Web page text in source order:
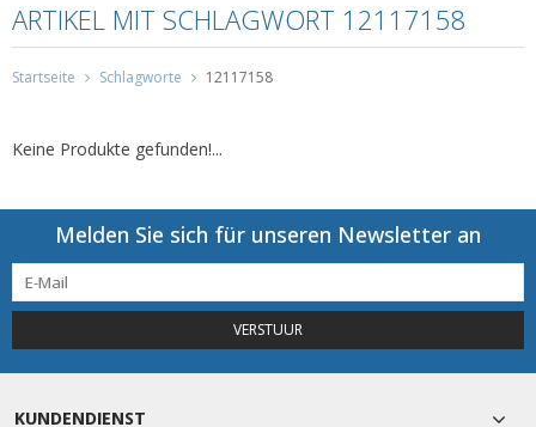
ARTIKEL MIT SCHLAGWORT 12117158
Startseite Schlagworte 12117158
Keine Produkte gefunden!...
Melden Sie sich für unseren Newsletter an
VERSTUUR
KUNDENDIENST